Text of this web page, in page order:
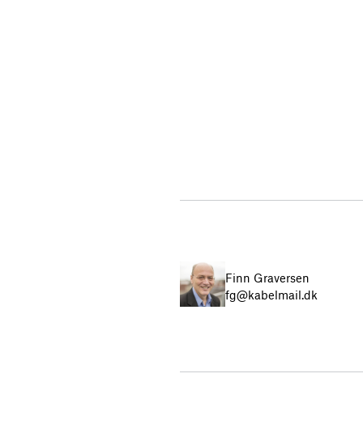
Finn Graversen
fg@kabelmail.dk